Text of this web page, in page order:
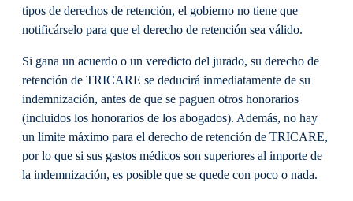
tipos de derechos de retención, el gobierno no tiene que
notificárselo para que el derecho de retención sea válido.
Si gana un acuerdo o un veredicto del jurado, su derecho de
retención de TRICARE se deducirá inmediatamente de su
indemnización, antes de que se paguen otros honorarios
(incluidos los honorarios de los abogados). Además, no hay
un límite máximo para el derecho de retención de TRICARE,
por lo que si sus gastos médicos son superiores al importe de
la indemnización, es posible que se quede con poco o nada.